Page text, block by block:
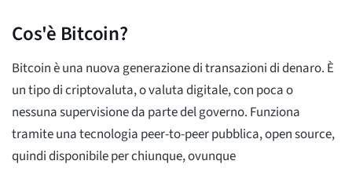
Cos'è Bitcoin?
Bitcoin è una nuova generazione di transazioni di denaro. È
un tipo di criptovaluta, o valuta digitale, con poca o
nessuna supervisione da parte del governo. Funziona
tramite una tecnologia peer-to-peer pubblica, open source,
quindi disponibile per chiunque, ovunque